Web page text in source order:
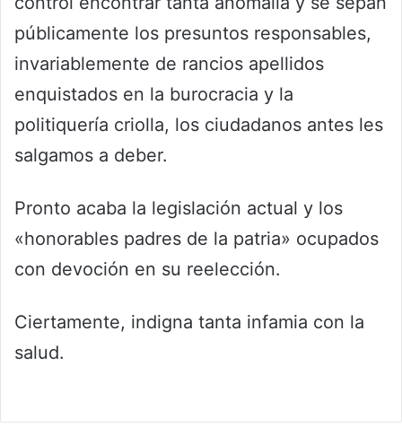
públicamente los presuntos responsables,
invariablemente de rancios apellidos
enquistados en la burocracia y la
politiquería criolla, los ciudadanos antes les
salgamos a deber.
Pronto acaba la legislación actual y los
«honorables padres de la patria» ocupados
con devoción en su reelección.
Ciertamente, indigna tanta infamia con la
salud.